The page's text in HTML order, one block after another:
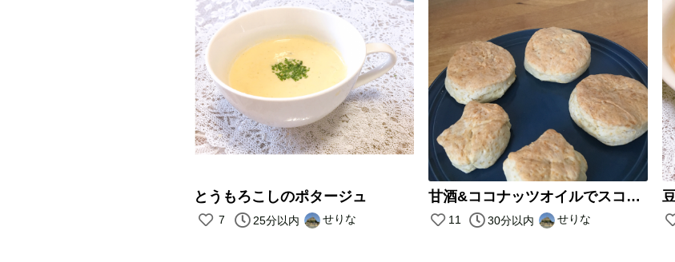
とうもろこしのポタージュ
7 25分以内 せりな
甘酒&ココナッツオイルでスコーン
11 30分以内 せりな